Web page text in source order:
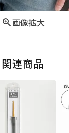
画像拡大
関連商品